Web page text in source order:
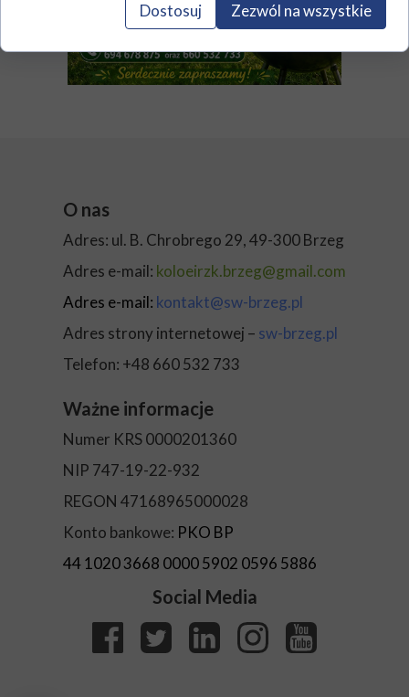
O nas
Adres: ul. B. Chrobrego 29, 49-300 Brzeg
Adres e-mail: koloeirzk.brzeg@gmail.com
Adres e-mail: kontakt@sw-brzeg.pl
Adres strony internetowej – sw-brzeg.pl
Telefon: +48 660 532 733
Social Media
Ważne informacje
Numer KRS 0000201360
NIP 747-19-22-932
REGON 47168965000028
Konto bankowe: PKO BP
44 1020 3668 0000 5902 0596 5886
Dostosuj Zezwól na wszystkie